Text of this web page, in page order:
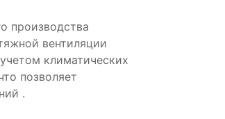
производства
вентиляции
климатических
позволяет
.